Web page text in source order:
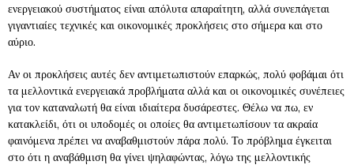
ενεργειακού συστήματος είναι απόλυτα απαραίτητη, αλλά συνεπάγεται
γιγαντιαίες τεχνικές και οικονομικές προκλήσεις στο σήμερα και στο
αύριο.
Αν οι προκλήσεις αυτές δεν αντιμετωπιστούν επαρκώς, πολύ φοβάμαι ότι
τα μελλοντικά ενεργειακά προβλήματα αλλά και οι οικονομικές συνέπειες
για τον καταναλωτή θα είναι ιδιαίτερα δυσάρεστες. Θέλω να πω, εν
κατακλείδι, ότι οι υποδομές οι οποίες θα αντιμετωπίσουν τα ακραία
φαινόμενα πρέπει να αναβαθμιστούν πάρα πολύ. Το πρόβλημα έγκειται
στο ότι η αναβάθμιση θα γίνει ψηλαφώντας, λόγω της μελλοντικής